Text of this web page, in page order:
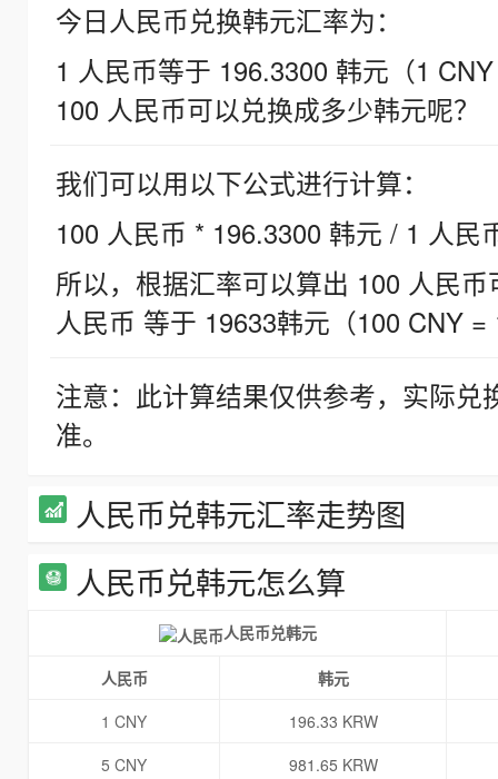
今日人民币兑换韩元汇率为：
1 人民币等于 196.3300 韩元（1
100 人民币可以兑换成多少韩元呢？
我们可以用以下公式进行计算：
100 人民币 * 196.3300 韩元 / 1 人民
所以，根据汇率可以算出 100 人民
人民币 等于 19633韩元（100 CNY =
注意：此计算结果仅供参考，实际
准。
人民币兑韩元汇率走势图
人民币兑韩元怎么算
人民币兑韩元
人民币
韩元
1 CNY
196.33 KRW
5 CNY
981.65 KRW